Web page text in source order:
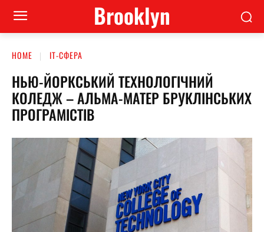
Brooklyn
HOME ІТ-СФЕРА
НЬЮ-ЙОРКСЬКИЙ ТЕХНОЛОГІЧНИЙ
КОЛЕДЖ – АЛЬМА-МАТЕР БРУКЛІНСЬКИХ
ПРОГРАМІСТІВ